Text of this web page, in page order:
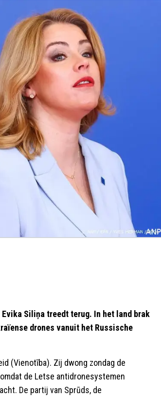
Evika Siliņa treedt terug. In het land brak
drones vanuit het Russische
(Vienotība). Zij dwong zondag de
de Letse antidronesystemen
De partij van Sprūds, de